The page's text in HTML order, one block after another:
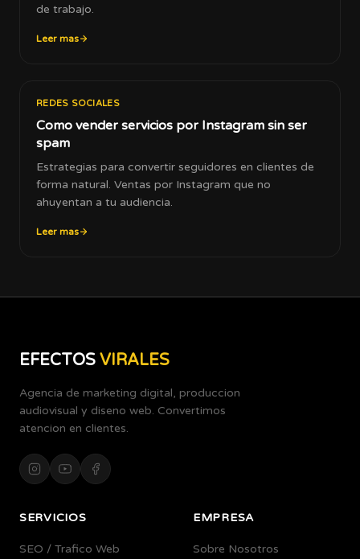
de trabajo.
Leer mas
REDES SOCIALES
Como vender servicios por Instagram sin ser
spam
Estrategias para convertir seguidores en clientes de
forma natural. Ventas por Instagram que no
ahuyentan a tu audiencia.
Leer mas
EFECTOS VIRALES
Agencia de marketing digital, produccion
audiovisual y diseno web. Convertimos
atencion en clientes.
SERVICIOS
SEO / Trafico Web
EMPRESA
Sobre Nosotros